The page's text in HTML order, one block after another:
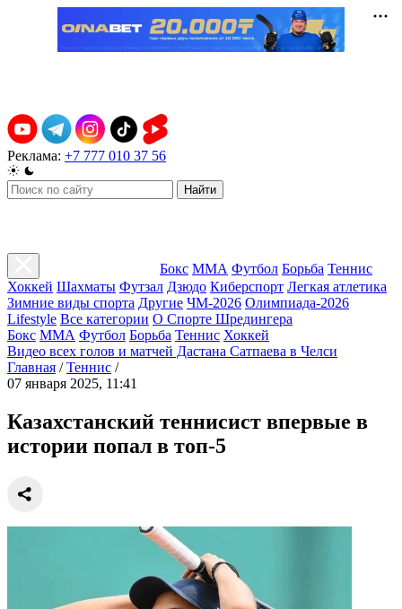
Реклама: +7 777 010 37 56
Найти
Бокс ММА Футбол Борьба Теннис
Хоккей Шахматы Футзал Дзюдо Киберспорт Легкая атлетика
Зимние виды спорта Другие ЧМ-2026 Олимпиада-2026
Lifestyle Все категории О Спорте Шредингера
Бокс ММА Футбол Борьба Теннис Хоккей
Видео всех голов и матчей Дастана Сатпаева в Челси
Главная / Теннис /
07 января 2025, 11:41
Казахстанский теннисист впервые в
истории попал в топ-5